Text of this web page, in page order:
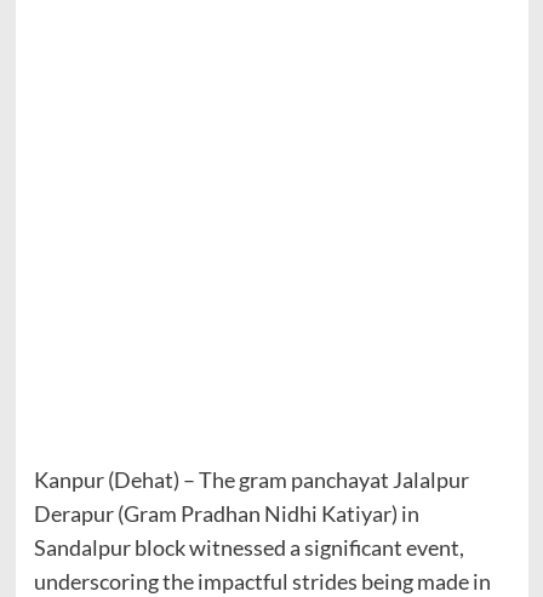
Kanpur (Dehat) – The gram panchayat Jalalpur
Derapur (Gram Pradhan Nidhi Katiyar) in
Sandalpur block witnessed a significant event,
underscoring the impactful strides being made in